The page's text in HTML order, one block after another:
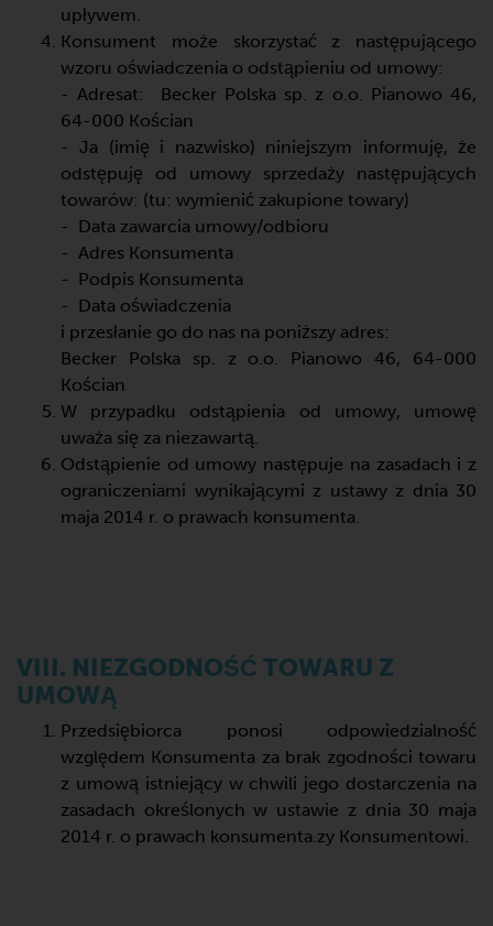
upływem.
Konsument może skorzystać z następującego
wzoru oświadczenia o odstąpieniu od umowy:
- Adresat: Becker Polska sp. z o.o. Pianowo 46,
64-000 Kościan
- Ja (imię i nazwisko) niniejszym informuję, że
odstępuję od umowy sprzedaży następujących
towarów: (tu: wymienić zakupione towary)
- Data zawarcia umowy/odbioru
- Adres Konsumenta
- Podpis Konsumenta
- Data oświadczenia
i przesłanie go do nas na poniższy adres:
Becker Polska sp. z o.o. Pianowo 46, 64-000
Kościan
W przypadku odstąpienia od umowy, umowę
uważa się za niezawartą.
Odstąpienie od umowy następuje na zasadach i z
ograniczeniami wynikającymi z ustawy z dnia 30
maja 2014 r. o prawach konsumenta.
VIII. NIEZGODNOŚĆ TOWARU Z
UMOWĄ
Przedsiębiorca ponosi odpowiedzialność
względem Konsumenta za brak zgodności towaru
z umową istniejący w chwili jego dostarczenia na
zasadach określonych w ustawie z dnia 30 maja
2014 r. o prawach konsumenta.zy Konsumentowi.